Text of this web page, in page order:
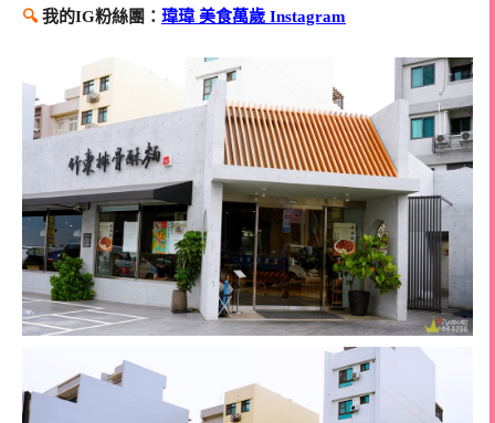
🔍我的IG粉絲團： 瑋瑋 美食萬歲 Instagram